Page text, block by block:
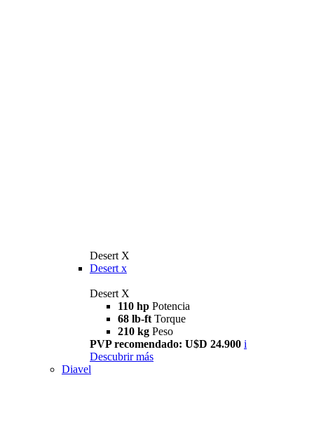
Desert X
Desert x
Desert X
110 hp Potencia
68 lb-ft Torque
210 kg Peso
PVP recomendado: U$D 24.900 i
Descubrir más
Diavel